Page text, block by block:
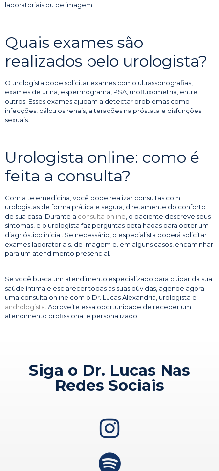
laboratoriais ou de imagem.
Quais exames são
realizados pelo urologista?
O urologista pode solicitar exames como ultrassonografias,
exames de urina, espermograma, PSA, urofluxometria, entre
outros. Esses exames ajudam a detectar problemas como
infecções, cálculos renais, alterações na próstata e disfunções
sexuais.
Urologista online: como é
feita a consulta?
Com a telemedicina, você pode realizar consultas com
urologistas de forma prática e segura, diretamente do conforto
de sua casa. Durante a consulta online , o paciente descreve seus
sintomas, e o urologista faz perguntas detalhadas para obter um
diagnóstico inicial. Se necessário, o especialista poderá solicitar
exames laboratoriais, de imagem e, em alguns casos, encaminhar
para um atendimento presencial.
Se você busca um atendimento especializado para cuidar da sua
saúde íntima e esclarecer todas as suas dúvidas, agende agora
uma consulta online com o Dr. Lucas Alexandria, urologista e
andrologista . Aproveite essa oportunidade de receber um
atendimento profissional e personalizado!
Siga o Dr. Lucas Nas
Redes Sociais